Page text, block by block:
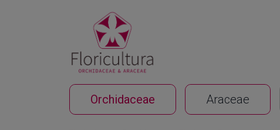
Orchidaceae Araceae